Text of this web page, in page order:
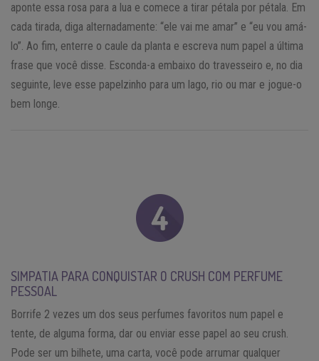
aponte essa rosa para a lua e comece a tirar pétala por pétala. Em
cada tirada, diga alternadamente: “ele vai me amar” e “eu vou amá-
lo”. Ao fim, enterre o caule da planta e escreva num papel a última
frase que você disse. Esconda-a embaixo do travesseiro e, no dia
seguinte, leve esse papelzinho para um lago, rio ou mar e jogue-o
bem longe.
SIMPATIA PARA CONQUISTAR O CRUSH COM PERFUME
PESSOAL
Borrife 2 vezes um dos seus perfumes favoritos num papel e
tente, de alguma forma, dar ou enviar esse papel ao seu crush.
Pode ser um bilhete, uma carta, você pode arrumar qualquer